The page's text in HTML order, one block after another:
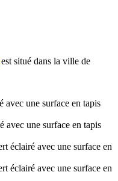
est situé dans la ville de
avec une surface en tapis
avec une surface en tapis
éclairé avec une surface en
éclairé avec une surface en